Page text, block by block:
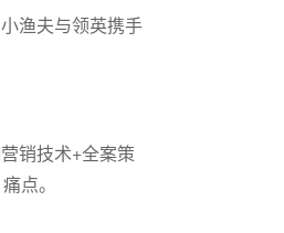
渔夫与领英携手
销技术+全案策
点。